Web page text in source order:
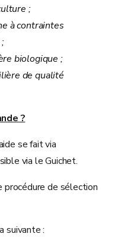
;
à contraintes
biologique ;
de qualité
?
se fait via
via le Guichet.
procédure de sélection
suivante :